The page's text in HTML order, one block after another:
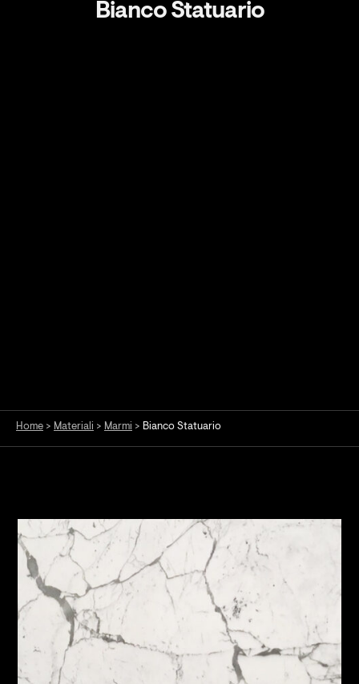
Bianco Statuario
Home > Materiali > Marmi > Bianco Statuario